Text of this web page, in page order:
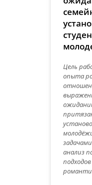
Цель
опыта
анализ